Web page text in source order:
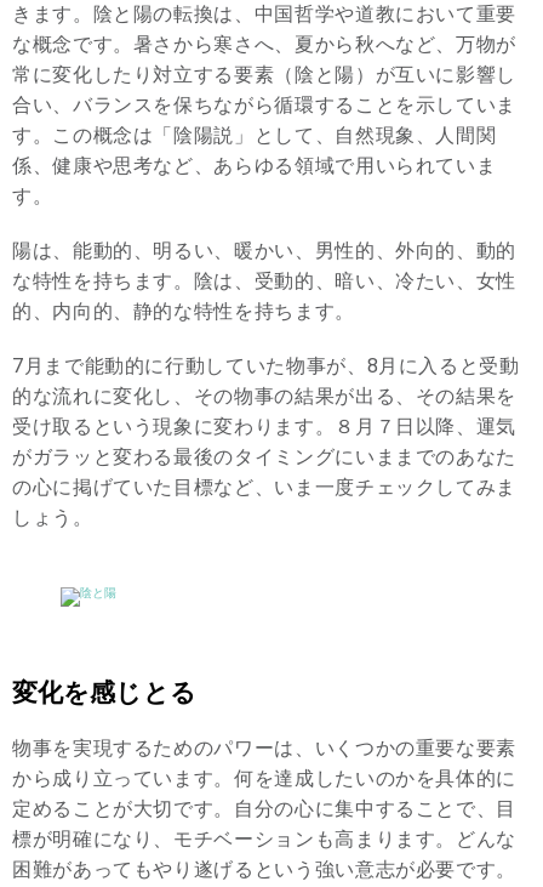
きます。陰と陽の転換は、中国哲学や道教において重要
な概念です。暑さから寒さへ、夏から秋へなど、万物が
常に変化したり対立する要素（陰と陽）が互いに影響し
合い、バランスを保ちながら循環することを示していま
す。この概念は「陰陽説」として、自然現象、人間関
係、健康や思考など、あらゆる領域で用いられていま
す。
陽は、能動的、明るい、暖かい、男性的、外向的、動的
な特性を持ちます。陰は、受動的、暗い、冷たい、女性
的、内向的、静的な特性を持ちます。
7月まで能動的に行動していた物事が、8月に入ると受動
的な流れに変化し、その物事の結果が出る、その結果を
受け取るという現象に変わります。８月７日以降、運気
がガラッと変わる最後のタイミングにいままでのあなた
の心に掲げていた目標など、いま一度チェックしてみま
しょう。
変化を感じとる
物事を実現するためのパワーは、いくつかの重要な要素
から成り立っています。何を達成したいのかを具体的に
定めることが大切です。自分の心に集中することで、目
標が明確になり、モチベーションも高まります。どんな
困難があってもやり遂げるという強い意志が必要です。